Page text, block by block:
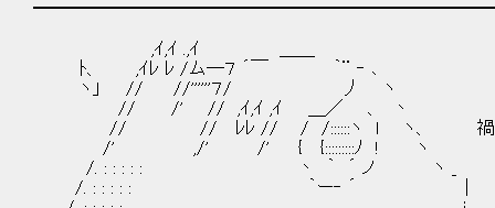
,ｲ,ｲ .,ｲ ＿＿
ﾄ、 ,ｲﾚ ﾚ /ム―７ ´￣ ｀¨ ‐ ､
ヽ」 // //''''''７/ 丿 ヽ
// /' // ,ｲ,ｲ ,ｲ ＿／ 、 丶
// // ﾚﾚ // / /::::::ヽ ｌ ヽ、 禍々し過ぎ
/' ,/' /' { {:::::::::ﾉ ! ヽ
/. : : : : : 丶 ｀ ´ ノ ヽ _
/. : : : : : ｀ー‐ ´ |